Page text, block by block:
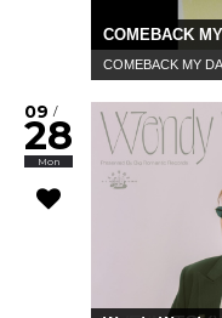
COMEBACK
COMEBACK MY
09 /
28
Mon